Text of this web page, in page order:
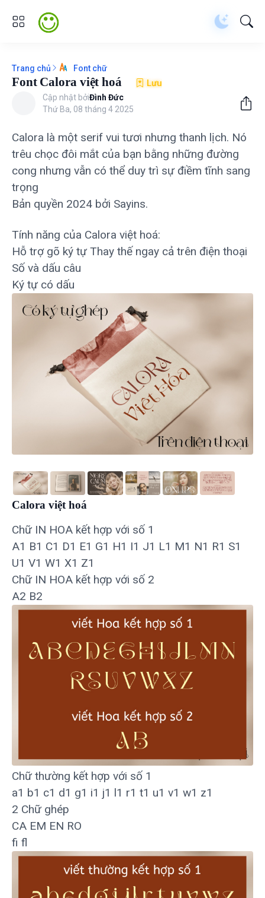
Trang chủ Font chữ
Font Calora việt hoá Lưu
Cập nhật bởiĐình Đức
Thứ Ba, 08 tháng 4 2025
Calora là một serif vui tươi nhưng thanh lịch. Nó
trêu chọc đôi mắt của bạn bằng những đường
cong nhưng vẫn có thể duy trì sự điềm tĩnh sang
trọng
Bản quyền 2024 bởi Sayins.
Tính năng của Calora việt hoá:
Hỗ trợ gõ ký tự Thay thế ngay cả trên điện thoại
Số và dấu câu
Ký tự có dấu
Calora việt hoá
Chữ IN HOA kết hợp với số 1
A1 B1 C1 D1 E1 G1 H1 I1 J1 L1 M1 N1 R1 S1
U1 V1 W1 X1 Z1
Chữ IN HOA kết hợp với số 2
A2 B2
Chữ thường kết hợp với số 1
a1 b1 c1 d1 g1 i1 j1 l1 r1 t1 u1 v1 w1 z1
2 Chữ ghép
CA EM EN RO
fi fl